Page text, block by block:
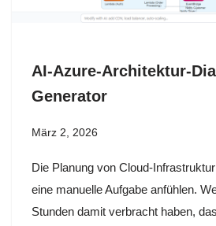
AI-Azure-Architektur-
Generator
März 2, 2026
Die Planung von Cloud-
eine manuelle Aufgabe anfühlen.
Stunden damit verbracht haben,